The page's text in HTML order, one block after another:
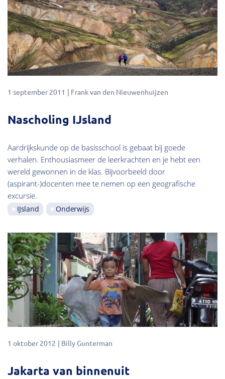
1 september 2011 Frank van den Nieuwenhuijzen
Nascholing IJsland
Aardrijkskunde op de basisschool is gebaat bij goede
verhalen. Enthousiasmeer de leerkrachten en je hebt een
wereld gewonnen in de klas. Bijvoorbeeld door
(aspirant-)docenten mee te nemen op een geografische
excursie.
IJsland Onderwijs
1 oktober 2012 Billy Gunterman
Jakarta van binnenuit